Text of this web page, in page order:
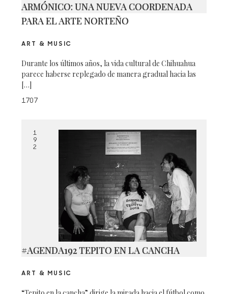
ARMÓNICO: UNA NUEVA COORDENADA
PARA EL ARTE NORTEÑO
ART & MUSIC
Durante los últimos años, la vida cultural de Chihuahua
parece haberse replegado de manera gradual hacia las
[…]
1707
1
9
2
#AGENDA192 TEPITO EN LA CANCHA
ART & MUSIC